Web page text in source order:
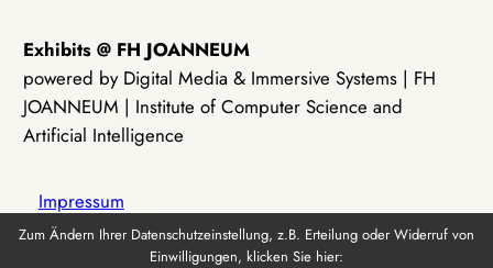
Exhibits @ FH JOANNEUM
powered by Digital Media & Immersive Systems | FH
JOANNEUM | Institute of Computer Science and
Artificial Intelligence
Impressum
Zum Ändern Ihrer Datenschutzeinstellung, z.B. Erteilung oder Widerruf von
Einwilligungen, klicken Sie hier: